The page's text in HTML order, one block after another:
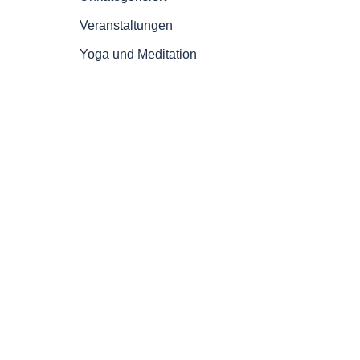
Veranstaltungen
Yoga und Meditation